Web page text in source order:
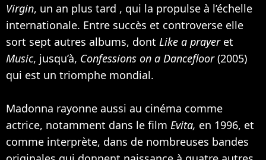
Virgin, un an plus tard , qui la propulse à l’échelle
internationale. Entre succès et controverse elle
sort sept autres albums, dont Like a prayer et
Music, jusqu’à, Confessions on a Dancefloor(2005)
qui est un triomphe mondial.
Madonna rayonne aussi au cinéma comme
actrice, notamment dans le film Evita, en 1996, et
comme interprète, dans de nombreuses bandes